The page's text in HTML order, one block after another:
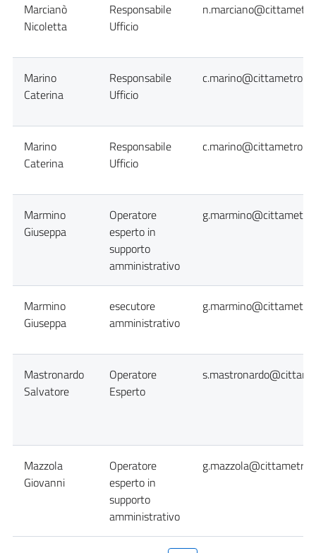
Marcianò
Nicoletta
Responsabile
Ufficio
Marino
Caterina
Responsabile
Ufficio
Marino
Caterina
Responsabile
Ufficio
Marmino
Giuseppa
Operatore
esperto in
supporto
amministrativo
Marmino
Giuseppa
esecutore
amministrativo
Mastronardo
Salvatore
Operatore
Esperto
Mazzola
Giovanni
Operatore
esperto in
supporto
amministrativo